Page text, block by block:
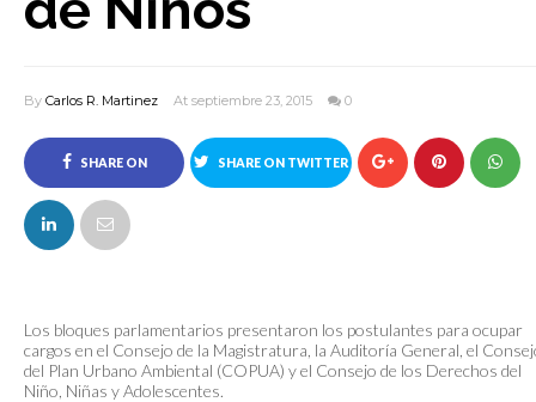
By Carlos R. Martinez At septiembre 23, 2015 0
SHARE ON
FACEBOOK
SHARE ON TWITTER
Los bloques parlamentarios presentaron los postulantes para ocupar
cargos en el Consejo de la Magistratura, la Auditoría General, el
del Plan Urbano Ambiental (COPUA) y el Consejo de los Derechos del
Niño, Niñas y Adolescentes.